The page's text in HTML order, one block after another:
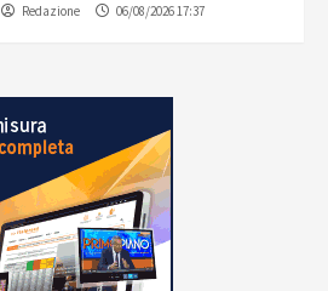
Redazione 06/08/2026 17:37